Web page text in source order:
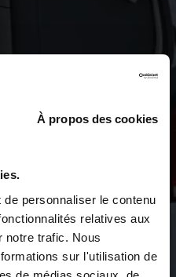
À propos des cookies
personnaliser le contenu
relatives aux
notre trafic. Nous
sur l'utilisation de